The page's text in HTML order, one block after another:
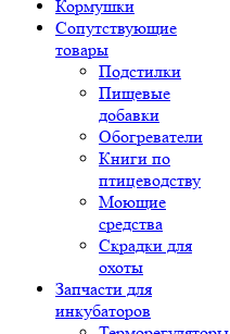
Кормушки
Сопутствующие
товары
Подстилки
Пищевые
добавки
Обогреватели
Книги по
птицеводству
Моющие
средства
Скрадки для
охоты
Запчасти для
инкубаторов